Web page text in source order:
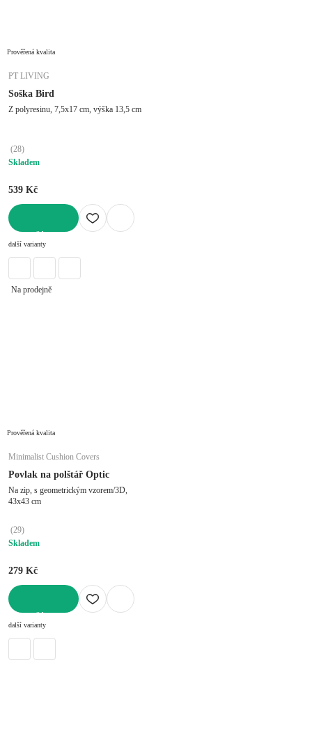
Prověřená kvalita
PT LIVING
Soška Bird
Z polyresinu, 7,5x17 cm, výška 13,5 cm
(28)
Skladem
539 Kč
další varianty
Na prodejně
Prověřená kvalita
Minimalist Cushion Covers
Povlak na polštář Optic
Na zip, s geometrickým vzorem/3D,
43x43 cm
(29)
Skladem
279 Kč
další varianty